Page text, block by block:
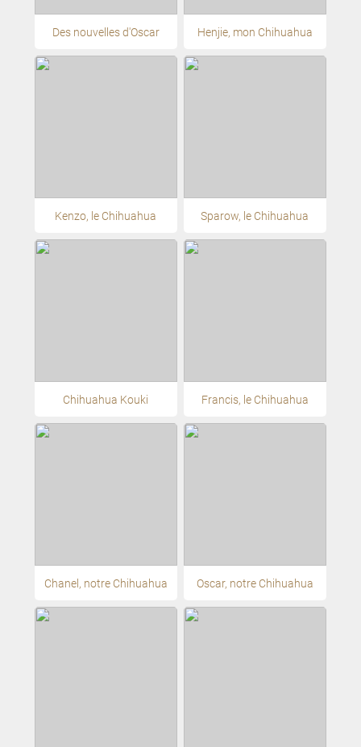
Des nouvelles d'Oscar Henjie, mon Chihuahua
Kenzo, le Chihuahua Sparow, le Chihuahua
Chihuahua Kouki Francis, le Chihuahua
Chanel, notre Chihuahua Oscar, notre Chihuahua